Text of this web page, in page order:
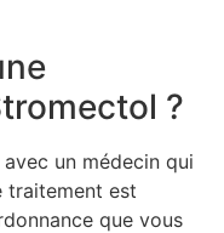
?
un médecin qui
traitement est
que vous